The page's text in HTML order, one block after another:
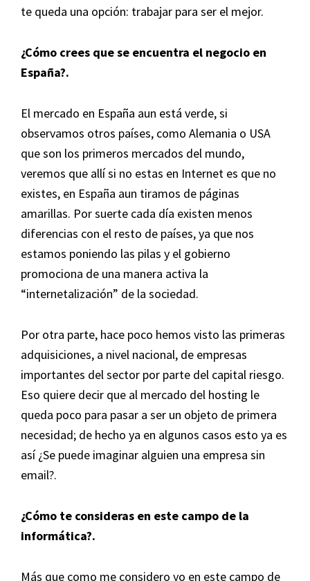
te queda una opción: trabajar para ser el mejor.
¿Cómo crees que se encuentra el negocio en
España?.
El mercado en España aun está verde, si
observamos otros países, como Alemania o USA
que son los primeros mercados del mundo,
veremos que allí si no estas en Internet es que no
existes, en España aun tiramos de páginas
amarillas. Por suerte cada día existen menos
diferencias con el resto de países, ya que nos
estamos poniendo las pilas y el gobierno
promociona de una manera activa la
“internetalización” de la sociedad.
Por otra parte, hace poco hemos visto las primeras
adquisiciones, a nivel nacional, de empresas
importantes del sector por parte del capital riesgo.
Eso quiere decir que al mercado del hosting le
queda poco para pasar a ser un objeto de primera
necesidad; de hecho ya en algunos casos esto ya es
así ¿Se puede imaginar alguien una empresa sin
email?.
¿Cómo te consideras en este campo de la
informática?.
Más que como me considero yo en este campo de